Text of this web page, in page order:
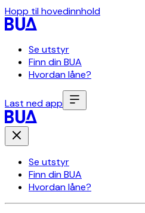
Hopp til hovedinnhold
Se utstyr
Finn din BUA
Hvordan låne?
Last ned app
Se utstyr
Finn din BUA
Hvordan låne?